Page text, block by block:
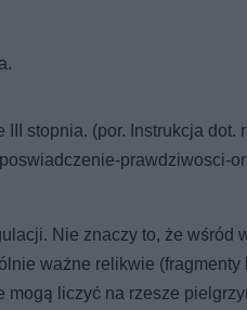
stopnia. (por. Instrukcja dot.
prawdziwosci-
Nie znaczy to, że wśród
ważne relikwie (fragmenty
liczyć na rzesze